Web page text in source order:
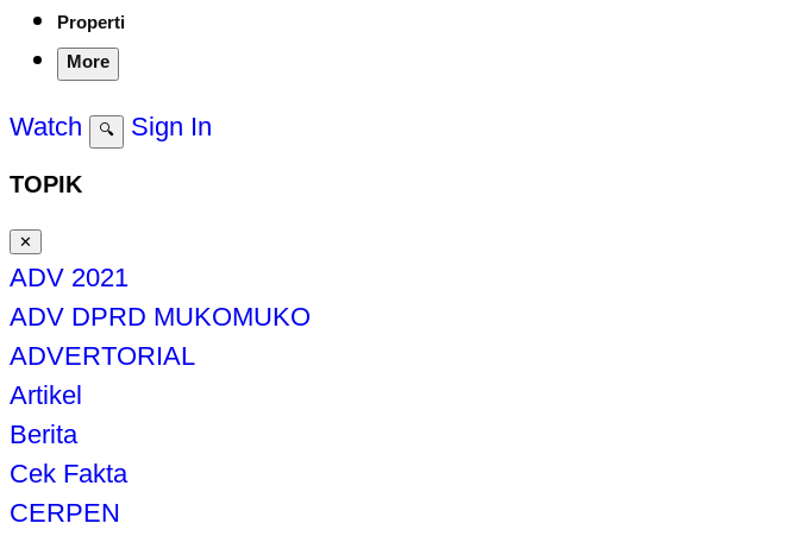
Properti
More
Watch 🔍 Sign In
TOPIK
✕
ADV 2021
ADV DPRD MUKOMUKO
ADVERTORIAL
Artikel
Berita
Cek Fakta
CERPEN